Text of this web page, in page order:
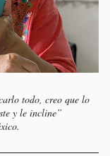
todo, creo que lo
y le incline”